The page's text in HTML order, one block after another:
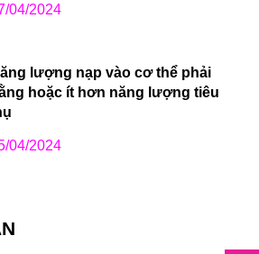
04/2024
lượng nạp vào cơ thể phải
hoặc ít hơn năng lượng tiêu
04/2024